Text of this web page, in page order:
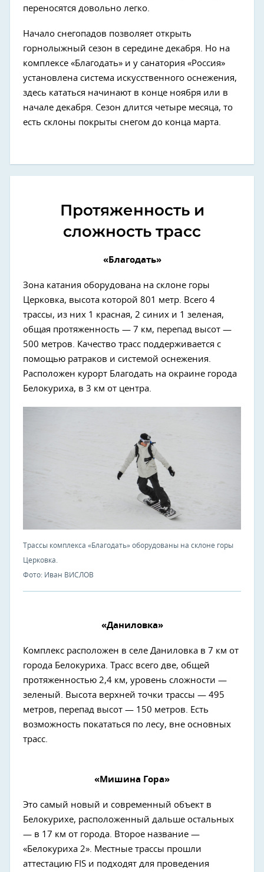
переносятся довольно легко.
Начало снегопадов позволяет открыть
горнолыжный сезон в середине декабря. Но на
комплексе «Благодать» и у санатория «Россия»
установлена система искусственного оснежения,
здесь кататься начинают в конце ноября или в
начале декабря. Сезон длится четыре месяца, то
есть склоны покрыты снегом до конца марта.
Протяженность и
сложность трасс
«Благодать»
Зона катания оборудована на склоне горы
Церковка, высота которой 801 метр. Всего 4
трассы, из них 1 красная, 2 синих и 1 зеленая,
общая протяженность — 7 км, перепад высот —
500 метров. Качество трасс поддерживается с
помощью ратраков и системой оснежения.
Расположен курорт Благодать на окраине города
Белокуриха, в 3 км от центра.
Трассы комплекса «Благодать» оборудованы на склоне горы
Церковка.
Фото: Иван ВИСЛОВ
«Даниловка»
Комплекс расположен в селе Даниловка в 7 км от
города Белокуриха. Трасс всего две, общей
протяженностью 2,4 км, уровень сложности —
зеленый. Высота верхней точки трассы — 495
метров, перепад высот — 150 метров. Есть
возможность покататься по лесу, вне основных
трасс.
«Мишина Гора»
Это самый новый и современный объект в
Белокурихе, расположенный дальше остальных
— в 17 км от города. Второе название —
«Белокуриха 2». Местные трассы прошли
аттестацию FIS и подходят для проведения